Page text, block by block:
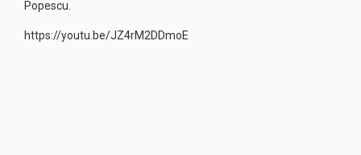
Popescu.
https://youtu.be/JZ4rM2DDmoE